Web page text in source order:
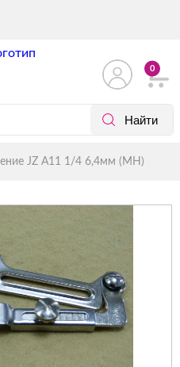
0
JZ А11 1/4 6,4мм (MH)